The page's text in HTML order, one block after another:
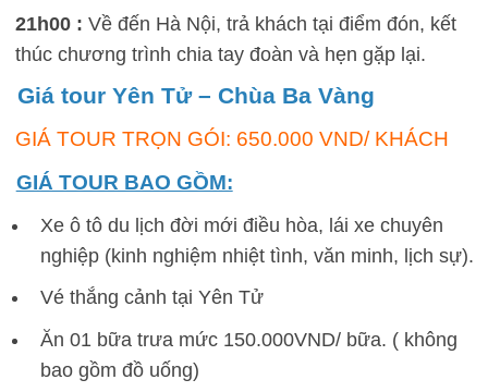
21h00 : Về đến Hà Nội, trả khách tại điểm đón, kết
thúc chương trình chia tay đoàn và hẹn gặp lại.
Giá tour Yên Tử – Chùa Ba Vàng
GIÁ TOUR TRỌN GÓI: 650.000 VND/ KHÁCH
GIÁ TOUR BAO GỒM:
Xe ô tô du lịch đời mới điều hòa, lái xe chuyên
nghiệp (kinh nghiệm nhiệt tình, văn minh, lịch sự).
Vé thắng cảnh tại Yên Tử
Ăn 01 bữa trưa mức 150.000VND/ bữa. ( không
bao gồm đồ uống)